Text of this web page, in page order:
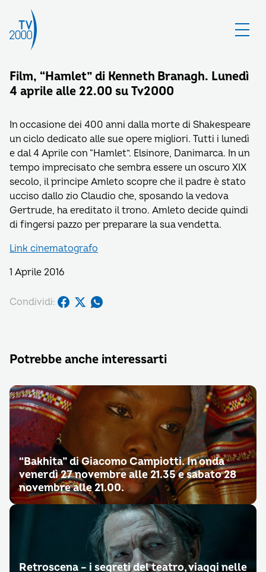
Film, “Hamlet” di Kenneth Branagh. Lunedì
4 aprile alle 22.00 su Tv2000
In occasione dei 400 anni dalla morte di Shakespeare
un ciclo dedicato alle sue opere migliori. Tutti i lunedì
e dal 4 Aprile con “Hamlet”. Elsinore, Danimarca. In un
tempo imprecisato che sembra essere un oscuro XIX
secolo, il principe Amleto scopre che il padre è stato
ucciso dallo zio Claudio che, sposando la vedova
Gertrude, ha ereditato il trono. Amleto decide quindi
di fingersi pazzo per preparare la sua vendetta.
Link cinematografo
1 Aprile 2016
Condividi:
Potrebbe anche interessarti
“Bakhita” di Giacomo Campiotti. In onda
venerdì 27 novembre alle 21.35 e sabato 28
novembre alle 21.00.
Retroscena – i segreti del teatro, viaggi nelle